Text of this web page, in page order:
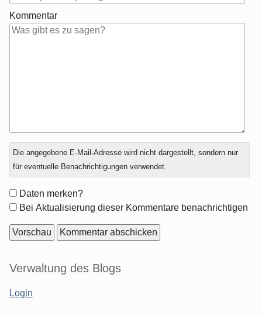
Kommentar
Antwort
zu
Die angegebene E-Mail-Adresse wird nicht dargestellt, sondern nur
für eventuelle Benachrichtigungen verwendet.
Formular-
Optionen
Daten merken?
Bei Aktualisierung dieser Kommentare benachrichtigen
Seitenleiste
Verwaltung des Blogs
Login